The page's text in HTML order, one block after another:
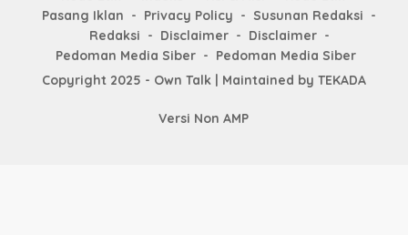
Pasang Iklan
Privacy Policy
Susunan Redaksi
Redaksi
Disclaimer
Disclaimer
Pedoman Media Siber
Pedoman Media Siber
Copyright 2025 - Own Talk | Maintained by TEKADA
Versi Non AMP